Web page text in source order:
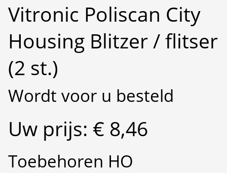
Vitronic Poliscan City
Housing Blitzer / flitser
(2 st.)
Wordt voor u besteld
Uw prijs: € 8,46
Toebehoren HO